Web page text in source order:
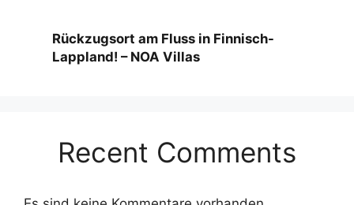
Rückzugsort am Fluss in Finnisch-
Lappland! – NOA Villas
Recent Comments